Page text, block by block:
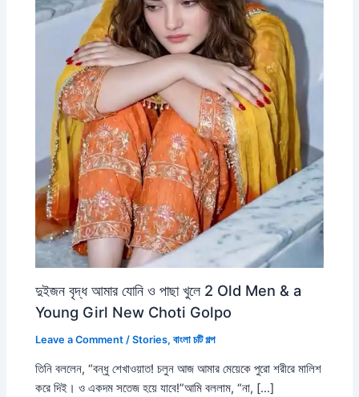
দুইজন বৃদ্ধ আমার যোনি ও পাছা খুলে 2 Old Men & a
Young Girl New Choti Golpo
Leave a Comment /Stories,বাংলা চটি গল্প
তিনি বললেন, “বন্ধু শেখাওয়াত! চলুন আজ আমার মেয়েকে পুরো শরীরে মালিশ
করে দিই। ও একদম সতেজ হয়ে যাবে!”আমি বললাম, “না, […]